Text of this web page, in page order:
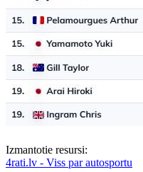
Izmantotie resursi:
4rati.lv - Viss par autosportu